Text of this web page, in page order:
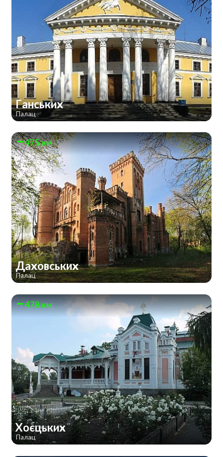
Ганських
Палац
475 км
Даховських
Палац
478 км
Хоєцьких
Палац